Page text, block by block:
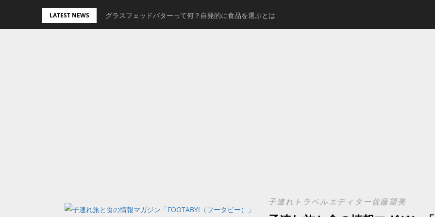
LATEST NEWS グラスフェッドバターって何？自発的に食品を選ぶとは
【最新】スタジオアリスの七五三撮影レポート 旅先の「急に荷物
子連れトラベルエディター佐藤望美